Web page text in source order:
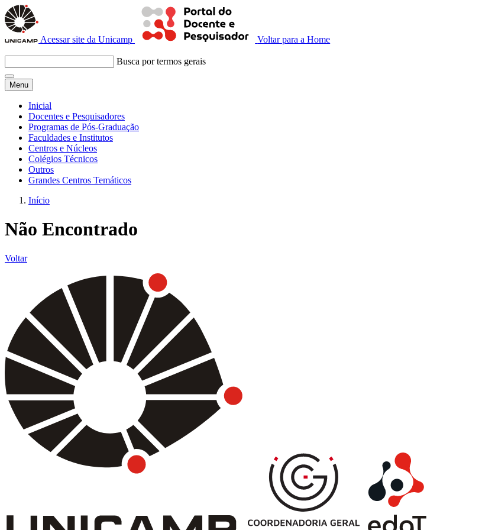
Acessar site da Unicamp Voltar para a Home
Busca por termos gerais
Menu
Inicial
Docentes e Pesquisadores
Programas de Pós-Graduação
Faculdades e Institutos
Centros e Núcleos
Colégios Técnicos
Outros
Grandes Centros Temáticos
Início
Não Encontrado
Voltar